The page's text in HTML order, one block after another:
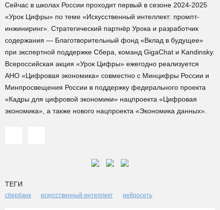
Сейчас в школах России проходит первый в сезоне 2024-2025
«Урок Цифры» по теме «Искусственный интеллект: промпт-
инжиниринг». Стратегический партнёр Урока и разработчик
содержания ― Благотворительный фонд «Вклад в будущее»
при экспертной поддержке Сбера, команд GigaChat и Kandinsky.
Всероссийская акция «Урок Цифры» ежегодно реализуется
АНО «Цифровая экономика» совместно с Минцифры России и
Минпросвещения России в поддержку федерального проекта
«Кадры для цифровой экономики» нацпроекта «Цифровая
экономика», а также нового нацпроекта «Экономика данных».
ТЕГИ
сбербанк искусственный интеллект нейросеть